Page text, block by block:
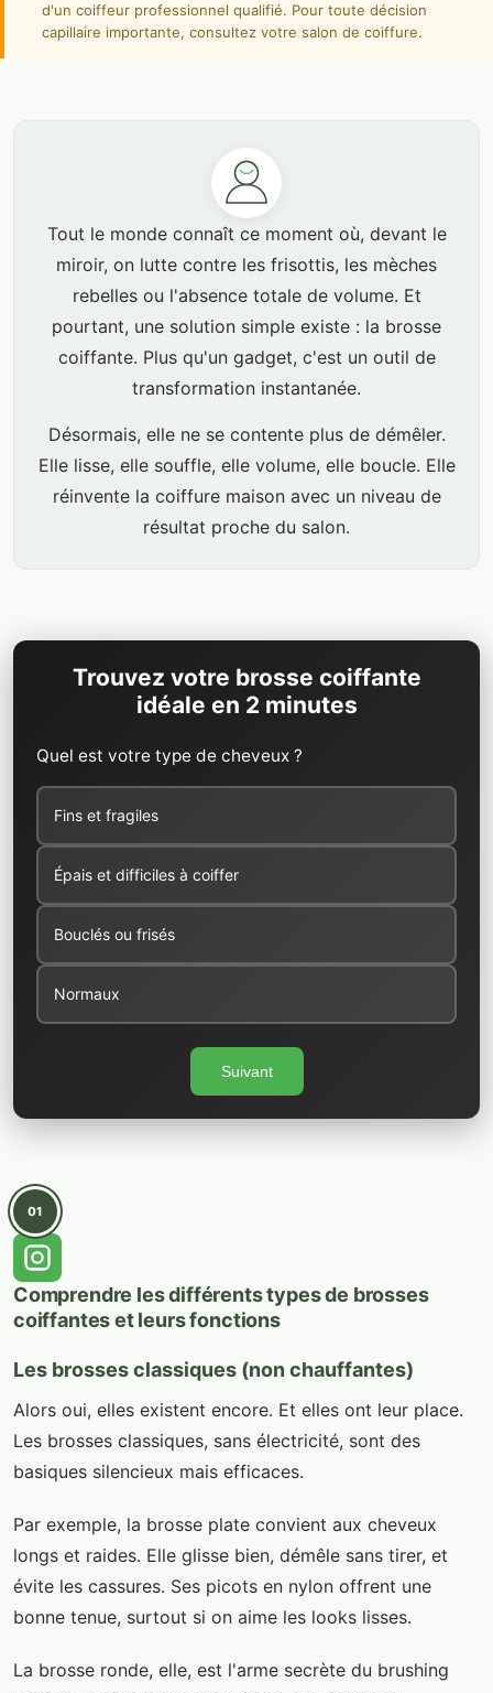
d'un coiffeur professionnel qualifié. Pour toute décision
capillaire importante, consultez votre salon de coiffure.
Tout le monde connaît ce moment où, devant le
miroir, on lutte contre les frisottis, les mèches
rebelles ou l'absence totale de volume. Et
pourtant, une solution simple existe : la brosse
coiffante. Plus qu'un gadget, c'est un outil de
transformation instantanée.
Désormais, elle ne se contente plus de démêler.
Elle lisse, elle souffle, elle volume, elle boucle. Elle
réinvente la coiffure maison avec un niveau de
résultat proche du salon.
Trouvez votre brosse coiffante
idéale en 2 minutes
Quel est votre type de cheveux ?
Fins et fragiles
Épais et difficiles à coiffer
Bouclés ou frisés
Normaux
Suivant
01
Comprendre les différents types de brosses
coiffantes et leurs fonctions
Les brosses classiques (non chauffantes)
Alors oui, elles existent encore. Et elles ont leur place.
Les brosses classiques, sans électricité, sont des
basiques silencieux mais efficaces.
Par exemple, la brosse plate convient aux cheveux
longs et raides. Elle glisse bien, démêle sans tirer, et
évite les cassures. Ses picots en nylon offrent une
bonne tenue, surtout si on aime les looks lisses.
La brosse ronde, elle, est l'arme secrète du brushing